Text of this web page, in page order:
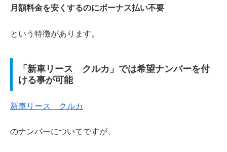
月額料金を安くするのにボーナス払い不要
という特徴があります。
「新車リース クルカ」では希望ナンバーを付
ける事が可能
新車リース クルカ
のナンバーについてですが、